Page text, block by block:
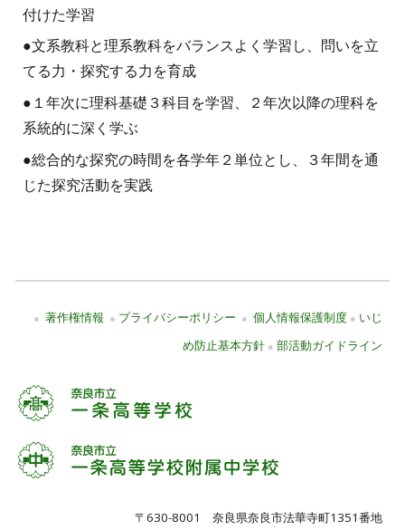
付けた学習
●文系教科と理系教科をバランスよく学習し、問いを立
てる力・探究する力を育成
● １年次に理科基礎３科目を学習、２年次以降の理科を
系統的に深く学ぶ
●総合的な探究の時間を各学年２単位とし、３年間を通
じた探究活動を実践
● 著作権情報 ● プライバシーポリシー ● 個人情報保護制度 ● いじ
め防止基本方針 ● 部活動ガイドライン
〒630-8001 奈良県奈良市法華寺町1351番地